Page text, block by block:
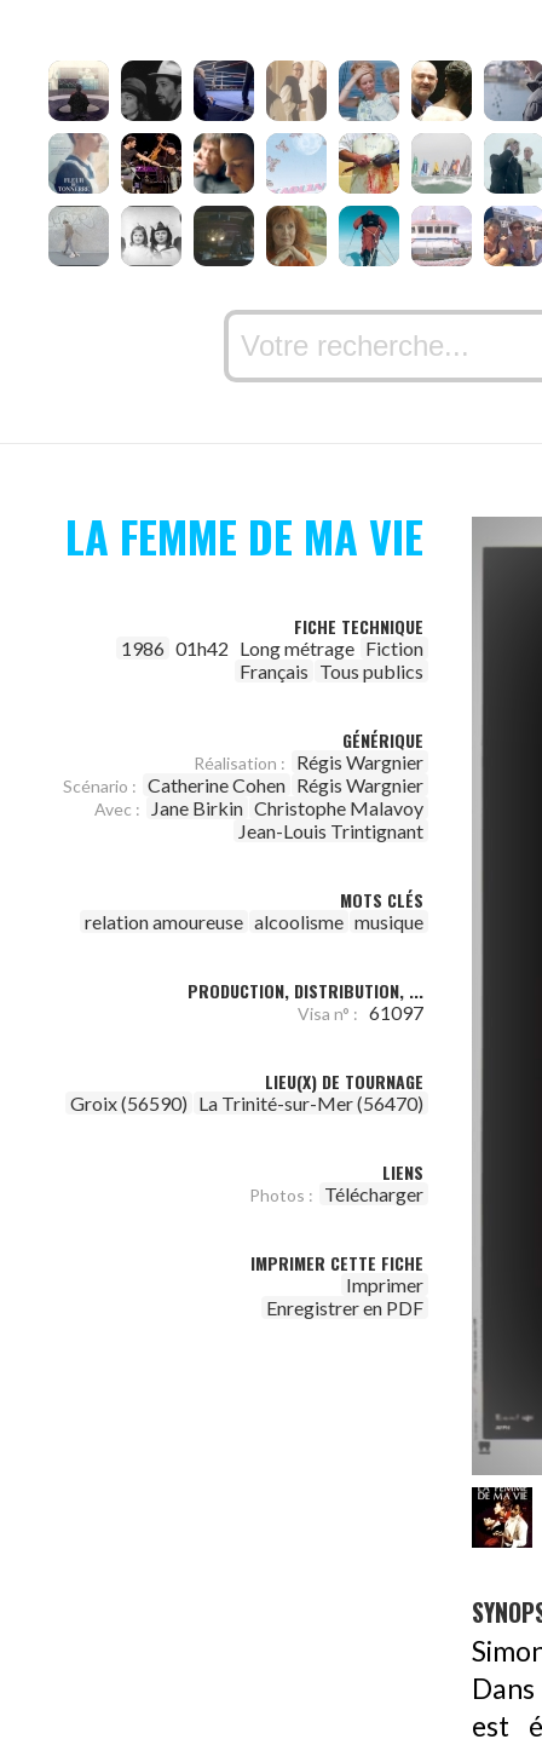
LA FEMME DE MA VIE
FICHE TECHNIQUE
1986 01h42 Long métrage Fiction
Français Tous publics
GÉNÉRIQUE
Réalisation : Régis Wargnier
Scénario : Catherine Cohen Régis Wargnier
Avec : Jane Birkin Christophe Malavoy
Jean-Louis Trintignant
MOTS CLÉS
relation amoureuse alcoolisme musique
PRODUCTION, DISTRIBUTION, ...
Visa n° : 61097
LIEU(X) DE TOURNAGE
Groix (56590) La Trinité-sur-Mer (56470)
LIENS
Photos : Télécharger
IMPRIMER CETTE FICHE
Imprimer
Enregistrer en PDF
est